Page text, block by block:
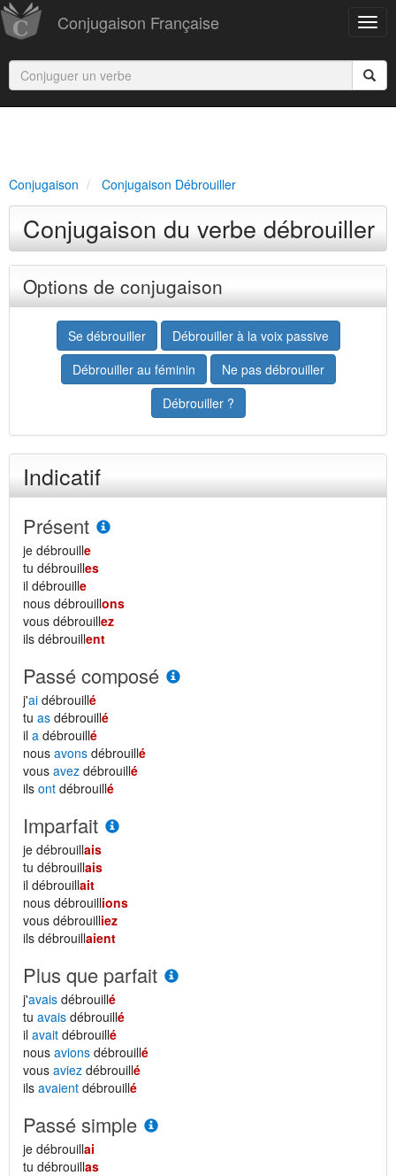
Conjugaison Française
Conjugaison Conjugaison Débrouiller
Conjugaison du verbe débrouiller
Options de conjugaison
Se débrouiller
Débrouiller à la voix passive
Débrouiller au féminin
Ne pas débrouiller
Débrouiller ?
Indicatif
Présent
je débrouille
tu débrouilles
il débrouille
nous débrouillons
vous débrouillez
ils débrouillent
Passé composé
j'ai débrouillé
tu as débrouillé
il a débrouillé
nous avons débrouillé
vous avez débrouillé
ils ont débrouillé
Imparfait
je débrouillais
tu débrouillais
il débrouillait
nous débrouillions
vous débrouilliez
ils débrouillaient
Plus que parfait
j'avais débrouillé
tu avais débrouillé
il avait débrouillé
nous avions débrouillé
vous aviez débrouillé
ils avaient débrouillé
Passé simple
je débrouillai
tu débrouillas